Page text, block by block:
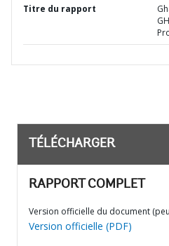
Titre du rapport
TÉLÉCHARGER
RAPPORT COMPLET
Version officielle du document
Version officielle (PDF)